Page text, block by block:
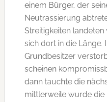
einem Bürger, der
Neutrassierung
Streitigkeiten
sich dort in die Länge.
Grundbesitzer
scheinen
dann tauchte die
mittlerweile wurde